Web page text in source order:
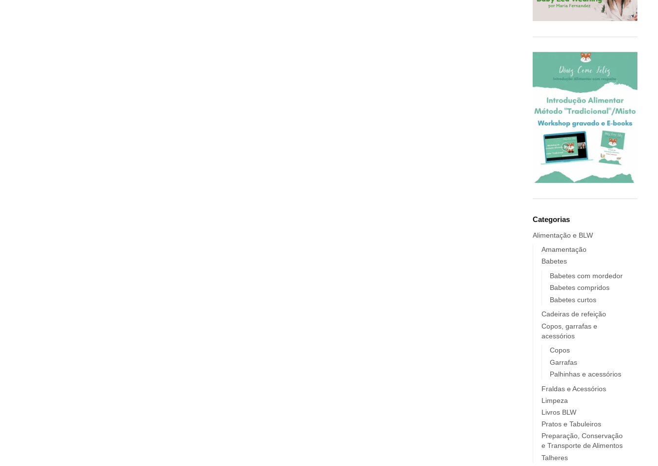
COQ6GRUE
Cra-Z-Art
Crealign
Cubbies
Delphin
Delta Children
DoddleBags
Doidy Cup®
EBULOBO
ECO Brotbox
eco rascals
Eigenart
El Saquitos de la Salud
Elobra KIDS
Endro
Europrice
Everyday Baby
ezpz
Fidella
FIIL
FRESK
FÜRNIS
Gloop
Goula
Grabease
grums
Haakaa
HappyBear Diapers
Categorias
Alimentação e BLW
Amamentação
Babetes
Babetes com mordedor
Babetes compridos
Babetes curtos
Cadeiras de refeição
Copos, garrafas e
acessórios
Copos
Garrafas
Palhinhas e acessórios
Fraldas e Acessórios
Limpeza
Livros BLW
Pratos e Tabuleiros
Preparação, Conservação
e Transporte de Alimentos
Talheres